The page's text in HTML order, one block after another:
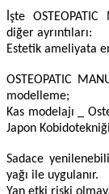
İşte
diğer ayrıntıları:
Estetik ameliyata
OSTEOPATIC
modelleme;
Kas modelajı _
Japon
Sadace
yağı ile uygulanır.